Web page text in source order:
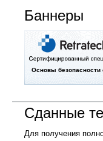
Баннеры
Основы безопасности
Сданные
Для получения